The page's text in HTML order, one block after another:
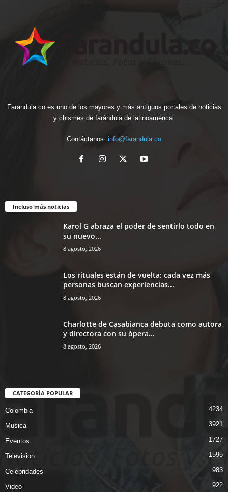
Farandula.co es uno de los mayores y más antiguos portales de noticias
y chismes de farándula de latinoamérica.
Contáctanos: info@farandula.co
Incluso más noticias
Karol G abraza el poder de sentirlo todo en
su nuevo...
8 agosto, 2026
Los rituales están de vuelta: cada vez más
personas buscan experiencias...
8 agosto, 2026
Charlotte de Casabianca debuta como autora
y directora con su ópera...
8 agosto, 2026
CATEGORÍA POPULAR
Colombia 4234
Musica 3921
Eventos 1727
Television 1595
Celebridades 983
Video 922